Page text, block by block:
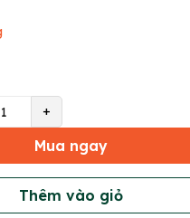
+
Mua ngay
Thêm vào giỏ